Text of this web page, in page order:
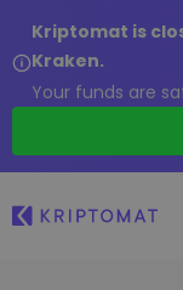
Kriptomat is
Kraken.
Your funds are